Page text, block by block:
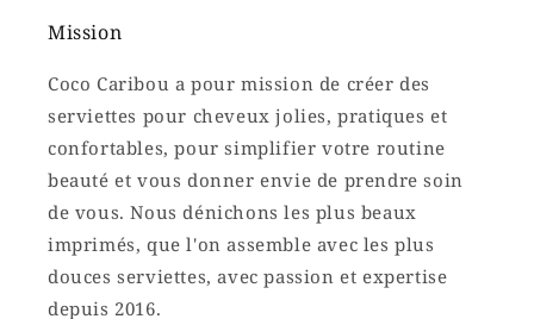
Mission
Coco Caribou a pour mission de créer des
serviettes pour cheveux jolies, pratiques et
confortables, pour simplifier votre routine
beauté et vous donner envie de prendre soin
de vous. Nous dénichons les plus beaux
imprimés, que l'on assemble avec les plus
douces serviettes, avec passion et expertise
depuis 2016.